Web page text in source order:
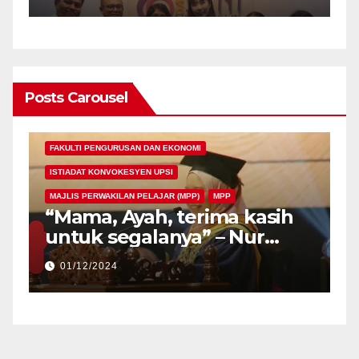
PERFORMING ARTS, UPSI
Posts Carousel
FAKULTI PENGURUSAN DAN EKONOMI
ISTIADAT KONVOKESYEN UPSI
MAJLIS PERWAKILAN PELAJAR (MPP) MPP
“Mama, Ayah, terima kasih
untuk segalanya” – Nur
Atiqa Balqis
01/12/2024